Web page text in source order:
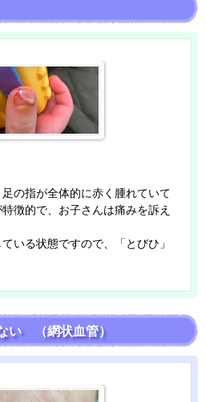
の指が全体的に赤く腫れていて
徴的で、お子さんは痛みを訴え
いる状態ですので、「とびひ」
い （網状血管）